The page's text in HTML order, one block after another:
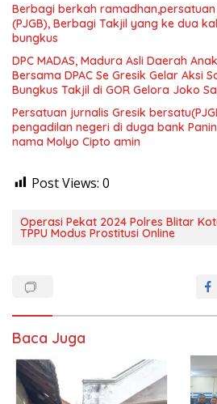
Berbagi berkah
(PJGB), Berbagi Takjil yang ke dua
bungkus
DPC MADAS, Madura Asli Daerah
Bersama DPAC Se Gresik Gelar Aksi
Bungkus Takjil di GOR Gelora Joko
Persatuan jurnalis Gresik
pengadilan negeri di duga bank
nama Molyo Cipto amin
Post Views: 0
Operasi Pekat 2024 Polres Blitar
TPPU Modus Prostitusi Online
Baca Juga